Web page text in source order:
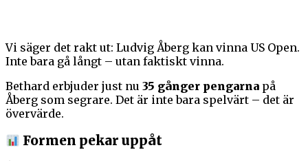
Vi säger det rakt ut: Ludvig Åberg kan vinna US Open.
Inte bara gå långt – utan faktiskt vinna.
Bethard erbjuder just nu 35 gånger pengarna på
Åberg som segrare. Det är inte bara spelvärt – det är
övervärde.
Formen pekar uppåt